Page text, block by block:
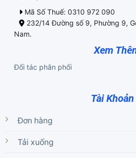
Mã Số Thuế: 0310 972 090
232/14 Đường số 9, Phường 9,
Nam.
Xem
Đối tác phân phối
Tài Khoản
Đơn hàng
Tải xuống